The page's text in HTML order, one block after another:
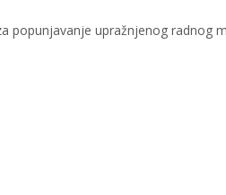
popunjavanje upražnjenog radnog